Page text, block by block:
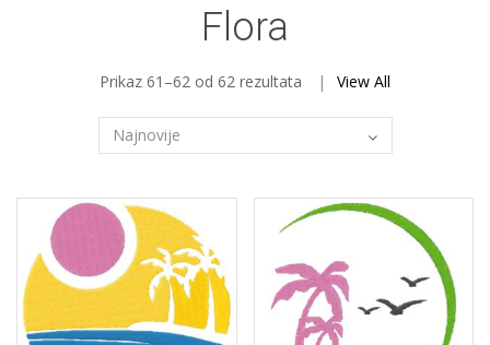
Flora
Prikaz 61–62 od 62 rezultata Sortirano
po
najnovijem
View All